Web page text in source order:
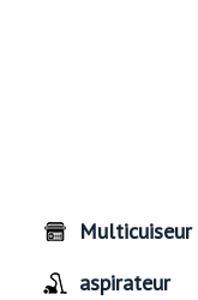
Multicuiseur
aspirateur